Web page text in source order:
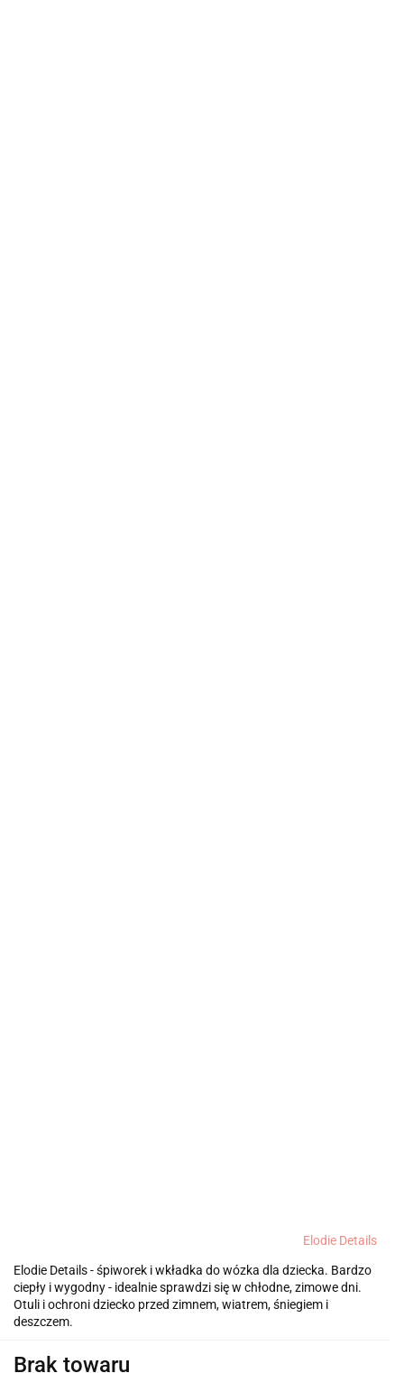
Elodie Details
Elodie Details - śpiworek i wkładka do wózka dla dziecka. Bardzo
ciepły i wygodny - idealnie sprawdzi się w chłodne, zimowe dni.
Otuli i ochroni dziecko przed zimnem, wiatrem, śniegiem i
deszczem.
Brak towaru